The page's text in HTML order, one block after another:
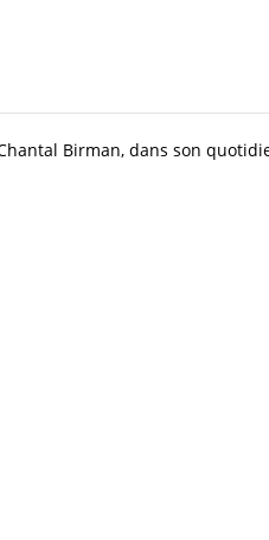
Birman, dans son